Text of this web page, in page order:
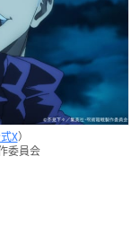
X）
委員会